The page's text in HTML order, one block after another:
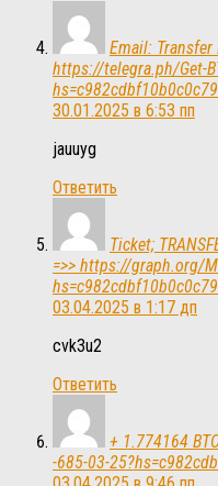
Email: Transfer
https://telegra.ph/Get-
30.01.2025 в 6:53 пп
jauuyg
Ответить
Ticket;
=>> https://graph.org/
03.04.2025 в 1:17 дп
cvk3u2
Ответить
+ 1.774164
-685-03-